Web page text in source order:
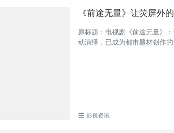
《前途无量》让荧屏外
原标题：电视剧《前途无量》
动演绎，已成为都市题材创作
影视资讯